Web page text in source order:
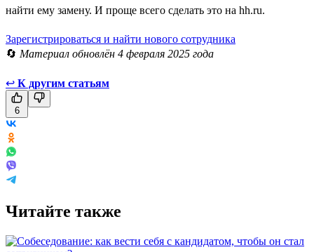
найти ему замену. И проще всего сделать это на hh.ru.
Зарегистрироваться и найти нового сотрудника
🔄 Материал обновлён 4 февраля 2025 года
↩ К другим статьям
6
Читайте также